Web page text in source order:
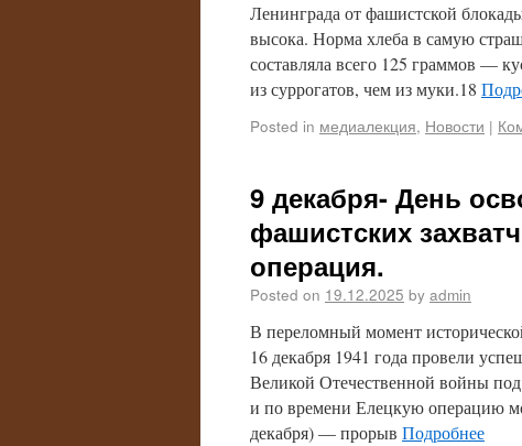
Ленинграда от фашистской
высока. Норма хлеба в самую
составляла всего 125 граммов —
из суррогатов, чем из муки.18
Posted in медиалекция, Новости |
9 декабря- День
фашистских
операция.
Posted on 19.12.2025 by admin
В переломный момент
16 декабря 1941 года провели
Великой Отечественной войны
и по времени Елецкую операцию
декабря) — прорыв Подробнее